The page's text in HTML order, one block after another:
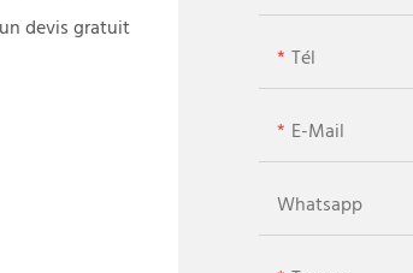
devis gratuit
Tél
E-Mail
Whatsapp